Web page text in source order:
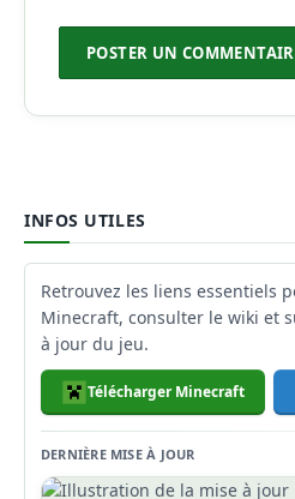
INFOS UTILES
Retrouvez les liens essentiels
Minecraft, consulter le wiki et
à jour du jeu.
Télécharger Minecraft
DERNIÈRE MISE À JOUR